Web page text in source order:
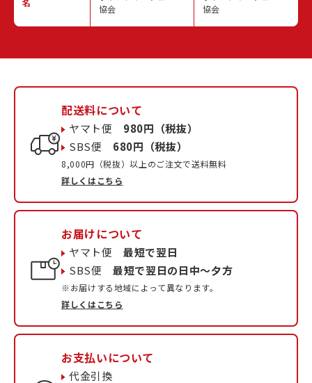
協会
協会
配送料について
ヤマト便 980円（税抜）
SBS便 680円（税抜）
8,000円（税抜）以上のご注文で送料無料
詳しくはこちら
お届けについて
ヤマト便最短で翌日
SBS便最短で翌日の日中〜夕方
※お届けする地域によって異なります。
詳しくはこちら
お支払いについて
代金引換